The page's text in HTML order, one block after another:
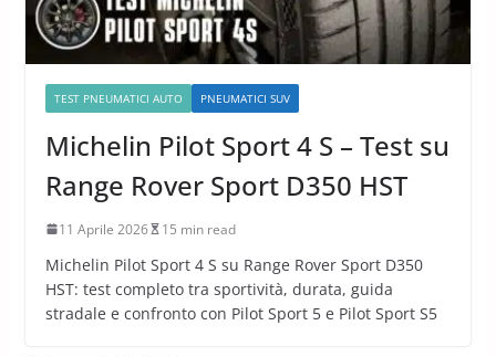
TEST PNEUMATICI AUTO PNEUMATICI SUV
Michelin Pilot Sport 4 S – Test su
Range Rover Sport D350 HST
11 Aprile 2026 15 min read
Michelin Pilot Sport 4 S su Range Rover Sport D350
HST: test completo tra sportività, durata, guida
stradale e confronto con Pilot Sport 5 e Pilot Sport S5